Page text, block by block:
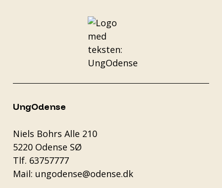
UngOdense
Niels Bohrs Alle 210
5220 Odense SØ
Tlf. 63757777
Mail: ungodense@odense.dk